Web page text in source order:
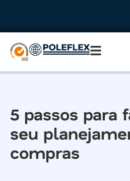
5 passos para
seu
compras